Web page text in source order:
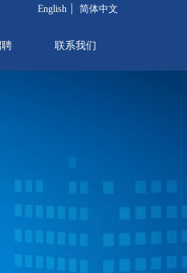
联系我们
English 简体中文